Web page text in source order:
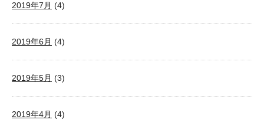
2019年7月 (4)
2019年6月 (4)
2019年5月 (3)
2019年4月 (4)